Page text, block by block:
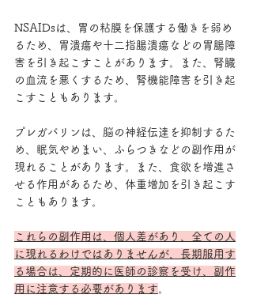
NSAIDsは、胃の粘膜を保護する働きを弱め
るため、胃潰瘍や十二指腸潰瘍などの胃腸障
害を引き起こすことがあります。また、腎臓
の血流を悪くするため、腎機能障害を引き起
こすこともあります。
プレガバリンは、脳の神経伝達を抑制するた
め、眠気やめまい、ふらつきなどの副作用が
現れることがあります。また、食欲を増進さ
せる作用があるため、体重増加を引き起こす
こともあります。
これらの副作用は、個人差があり、全ての人
に現れるわけではありませんが、長期服用す
る場合は、定期的に医師の診察を受け、副作
用に注意する必要があります。